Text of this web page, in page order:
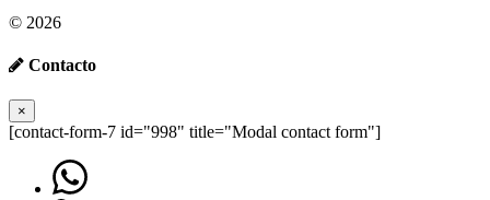
© 2026
Contacto
×
[contact-form-7 id="998" title="Modal contact form"]